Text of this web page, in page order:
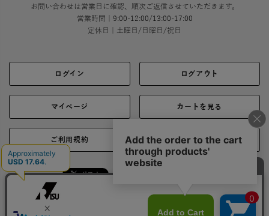
お問い合わせは営業日に確認、順次ご返信させていただきます。
営業時間｜9:00-12:00/13:00-17:00
定休日｜土曜日/日曜日/祝日
ログイン ログアウト
マイページ カートを見る
ご利用規約 ご利用ガイド